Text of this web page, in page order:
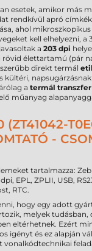
esetek, amikor más
rendkívül apró
ahol
kell elhelyezni, a
a 203 dpi
rövid élettartamú (pár
direkt termál
kültéri,
a termál transzfer
műanyag
(ZT41042-
-
tartalmazza:
EPL, ZPLII, USB,
RTC.
hogy egy adott
melyek tudásban,
eltérhetnek. Ezért
igényt és ez alapján
vonalkódtechnikai